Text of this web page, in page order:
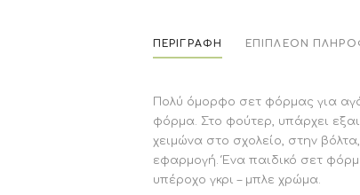
ΠΕΡΙΓΡΑΦΉ ΕΠΙΠΛΈΟΝ
Πολύ όμορφο σετ φόρμας για
φόρμα. Στο φούτερ, υπάρχει
χειμώνα στο σχολείο, στην
εφαρμογή. Ένα παιδικό σετ
υπέροχο γκρι – μπλε χρώμα.